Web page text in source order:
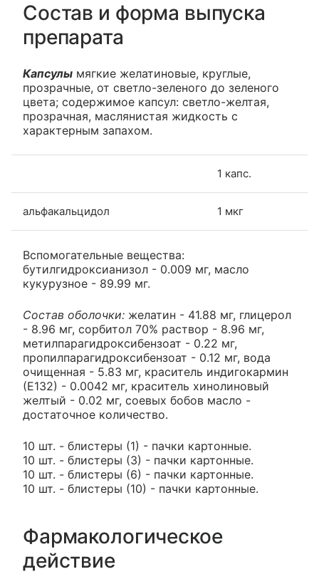
Состав и форма выпуска
препарата
Капсулы мягкие желатиновые, круглые,
прозрачные, от светло-зеленого до зеленого
цвета; содержимое капсул: светло-желтая,
прозрачная, маслянистая жидкость с
характерным запахом.
1 капс.
альфакальцидол 1 мкг
Вспомогательные вещества:
бутилгидроксианизол - 0.009 мг, масло
кукурузное - 89.99 мг.
Состав оболочки: желатин - 41.88 мг, глицерол
- 8.96 мг, сорбитол 70% раствор - 8.96 мг,
метилпарагидроксибензоат - 0.22 мг,
пропилпарагидроксибензоат - 0.12 мг, вода
очищенная - 5.83 мг, краситель индигокармин
(Е132) - 0.0042 мг, краситель хинолиновый
желтый - 0.02 мг, соевых бобов масло -
достаточное количество.
10 шт. - блистеры (1) - пачки картонные.
10 шт. - блистеры (3) - пачки картонные.
10 шт. - блистеры (6) - пачки картонные.
10 шт. - блистеры (10) - пачки картонные.
Фармакологическое
действие